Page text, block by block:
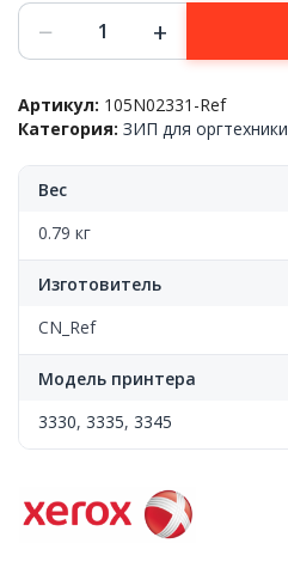
Количество
товара
Плата
низкого
напряжения(блок
Xerox™
105N02331,
− +
Артикул: 105N02331-Ref
Категория: ЗИП для оргтехники
Вес
0.79 кг
Изготовитель
CN_Ref
Модель принтера
3330, 3335, 3345